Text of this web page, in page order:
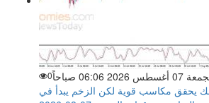
أغسطس 2026 06:06 صباحاً 0
يحقق مكاسب قوية لكن الزخم يبدأ في